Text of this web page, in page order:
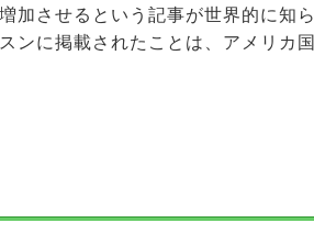
加させるという記事が世界的に知ら
ンに掲載されたことは、アメリカ国